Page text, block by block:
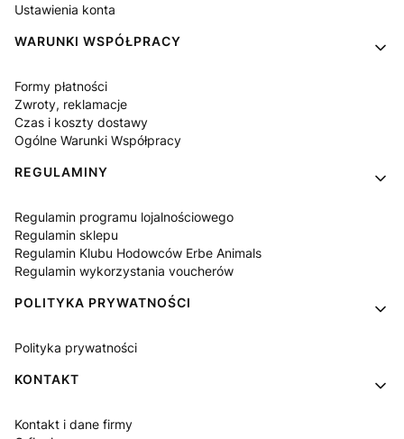
Ustawienia konta
WARUNKI WSPÓŁPRACY
Formy płatności
Zwroty, reklamacje
Czas i koszty dostawy
Ogólne Warunki Współpracy
REGULAMINY
Regulamin programu lojalnościowego
Regulamin sklepu
Regulamin Klubu Hodowców Erbe Animals
Regulamin wykorzystania voucherów
POLITYKA PRYWATNOŚCI
Polityka prywatności
KONTAKT
Kontakt i dane firmy